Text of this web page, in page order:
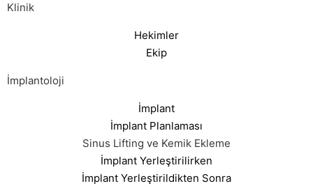
Klinik
Hekimler
Ekip
İmplantoloji
İmplant
İmplant Planlaması
Sinus Lifting ve Kemik Ekleme
İmplant Yerleştirilirken
İmplant Yerleştirildikten Sonra